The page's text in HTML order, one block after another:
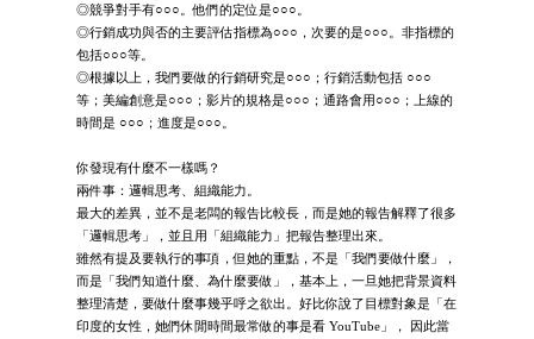
◎競爭對手有○○○。他們的定位是○○○。
◎行銷成功與否的主要評估指標為○○○，次要的是○○○。非指標的
包括○○○等。
◎根據以上，我們要做的行銷研究是○○○；行銷活動包括 ○○○
等；美編創意是○○○；影片的規格是○○○；通路會用○○○；上線的
時間是 ○○○；進度是○○○。
你發現有什麼不一樣嗎？
兩件事：邏輯思考、組織能力。
最大的差異，並不是老闆的報告比較長，而是她的報告解釋了很多
「邏輯思考」，並且用「組織能力」把報告整理出來。
雖然有提及要執行的事項，但她的重點，不是「我們要做什麼」，
而是「我們知道什麼、為什麼要做」，基本上，一旦她把背景資料
整理清楚，要做什麼事幾乎呼之欲出。好比你說了目標對象是「在
印度的女性，她們休閒時間最常做的事是看 YouTube」， 因此當